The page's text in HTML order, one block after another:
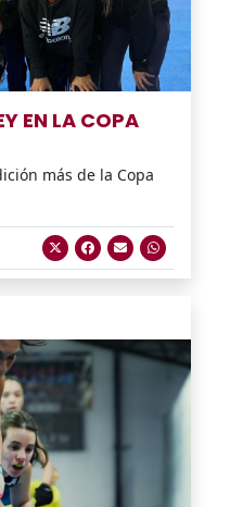
EN LA COPA
más de la Copa